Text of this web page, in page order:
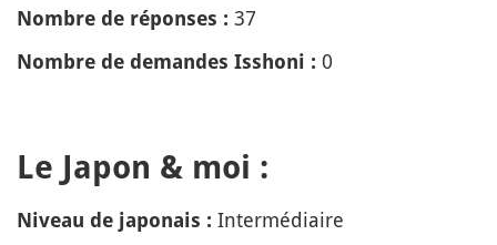
Nombre de réponses : 37
Nombre de demandes Isshoni : 0
Le Japon & moi :
Niveau de japonais : Intermédiaire